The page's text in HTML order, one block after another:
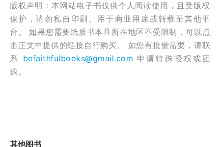
版权声明：本网站电子书仅供个人阅读使用，且受版权
保护，请勿私自印刷、用于商业用途或转载至其他平
台。 如果您需要纸质书本且所在地区不受限制，可以点
击正文中提供的链接自行购买。 如您有批量需要，请联
系 befaithfulbooks@gmail.com 申请特殊授权或团
购。
其他图书